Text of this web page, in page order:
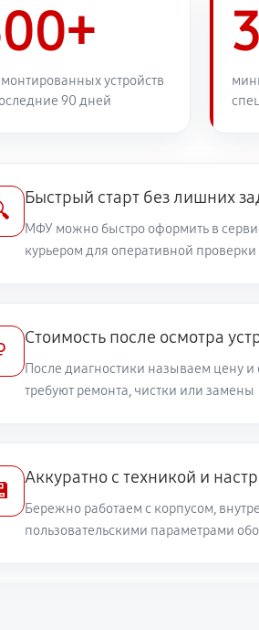
устройств
90 дней
3
Быстрый старт без лишних
МФУ можно быстро оформить в
курьером для оперативной проверки
Стоимость после осмотра
После диагностики называем цену
требуют ремонта, чистки или замены
Аккуратно с техникой и
Бережно работаем с корпусом,
пользовательскими параметрами